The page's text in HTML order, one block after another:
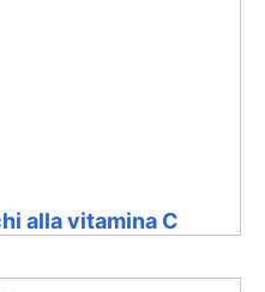
alla vitamina C